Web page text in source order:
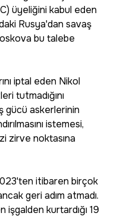
üyeliğini kabul eden
Rusya'dan savaş
bu talebe
iptal eden Nikol
tutmadığını
gücü askerlerinin
istemesi,
zirve noktasına
itibaren birçok
geri adım atmadı.
işgalden kurtardığı 19